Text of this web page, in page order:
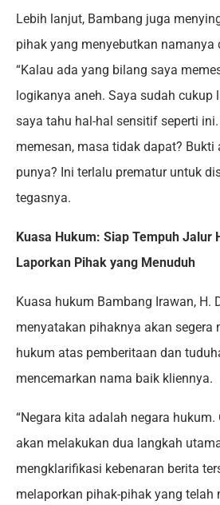
Lebih lanjut, Bambang juga
pihak yang menyebutkan namanya
“Kalau ada yang bilang saya
logikanya aneh. Saya sudah cukup
saya tahu hal-hal sensitif seperti
memesan, masa tidak dapat? Bukti
punya? Ini terlalu prematur untuk
tegasnya.
Kuasa Hukum: Siap Tempuh Jalur
Laporkan Pihak yang Menuduh
Kuasa hukum Bambang Irawan, H.
menyatakan pihaknya akan segera
hukum atas pemberitaan dan
mencemarkan nama baik kliennya.
“Negara kita adalah negara hukum.
akan melakukan dua langkah
mengklarifikasi kebenaran berita
melaporkan pihak-pihak yang telah